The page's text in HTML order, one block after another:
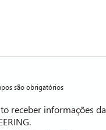
são obrigatórios
receber informações da